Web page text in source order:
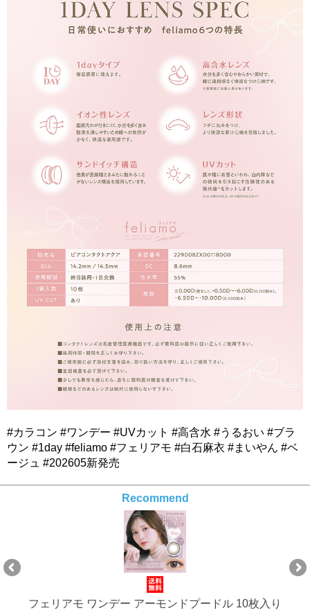
#カラコン #ワンデー #UVカット #高含水 #うるおい #ブラ
ウン #1day #feliamo #フェリアモ #白石麻衣 #まいやん #ベ
ージュ #202605新発売
Recommend
フェリアモ ワンデー アーモンドプードル 10枚入り